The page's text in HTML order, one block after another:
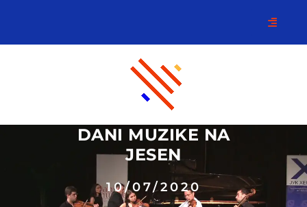
DANI MUZIKE NA
JESEN
10/07/2020